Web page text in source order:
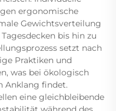
ergonomische
Gewichtsverteilung
bis hin zu
setzt nach
Praktiken und
was bei ökologisch
Anklang findet.
eine gleichbleibende